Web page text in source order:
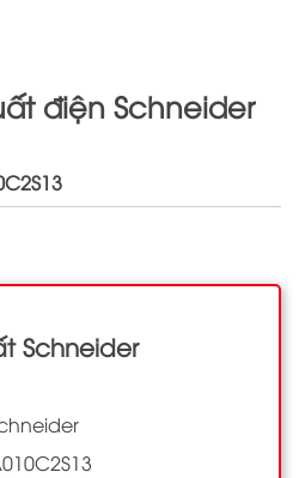
điện Schneider
Schneider